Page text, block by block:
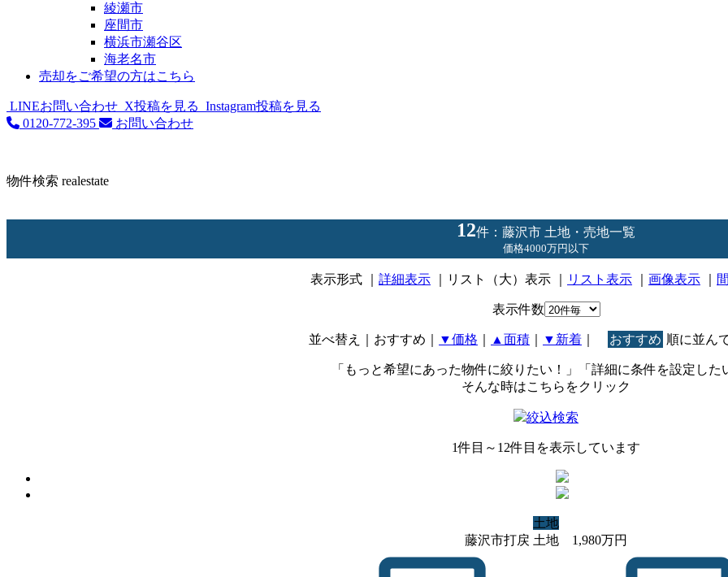
綾瀬市
座間市
横浜市瀬谷区
海老名市
売却をご希望の方はこちら
LINEお問い合わせ X投稿を見る Instagram投稿を見る
0120-772-395
お問い合わせ
物件検索 realestate
12件：藤沢市 土地・売地一覧
価格4000万円以下
表示形式 詳細表示 ｜リスト（大）表示 ｜ リスト表示 画像表示
表示件数
並べ替え ｜おすすめ ▼価格 ▲面積 ▼新着 おすすめ 順に並ん
「もっと希望にあった物件に絞りたい！」「詳細に条件を設定した
そんな時はこちらをクリック
絞込検索
1件目～ 12件目を表示しています
土地
藤沢市打戻 土地
1,980万円